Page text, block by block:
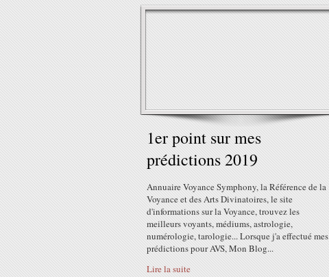
1er point sur mes
prédictions 2019
Annuaire Voyance Symphony, la Référence de la
Voyance et des Arts Divinatoires, le site
d'informations sur la Voyance, trouvez les
meilleurs voyants, médiums, astrologie,
numérologie, tarologie... Lorsque j'a effectué mes
prédictions pour AVS, Mon Blog...
Lire la suite